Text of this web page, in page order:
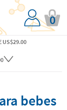
0
US$29.00
bebes